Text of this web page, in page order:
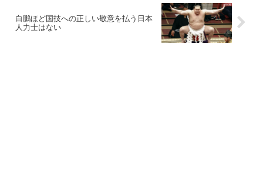
白鵬ほど国技への正しい敬意を払う日本
人力士はない